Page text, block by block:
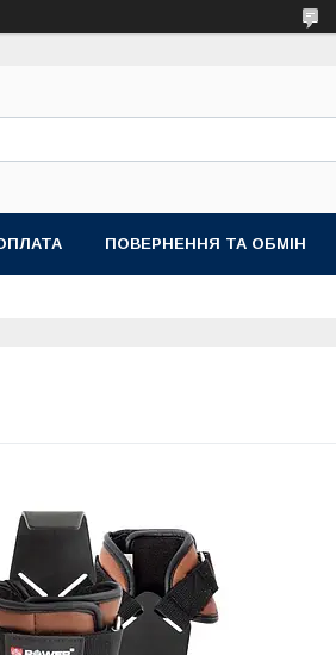
ПОВЕРНЕННЯ ТА ОБМІН